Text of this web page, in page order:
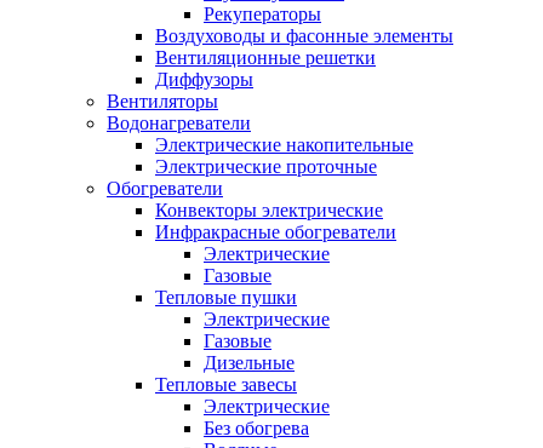
Рекуператоры
Воздуховоды и фасонные элементы
Вентиляционные решетки
Диффузоры
Вентиляторы
Водонагреватели
Электрические накопительные
Электрические проточные
Обогреватели
Конвекторы электрические
Инфракрасные обогреватели
Электрические
Газовые
Тепловые пушки
Электрические
Газовые
Дизельные
Тепловые завесы
Электрические
Без обогрева